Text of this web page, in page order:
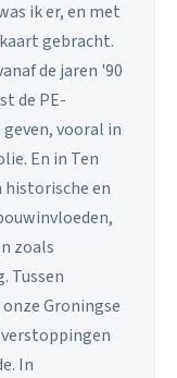
ik er, en met
gebracht.
de jaren '90
de PE-
vooral in
En in Ten
historische en
zoals
Tussen
Groningse
In